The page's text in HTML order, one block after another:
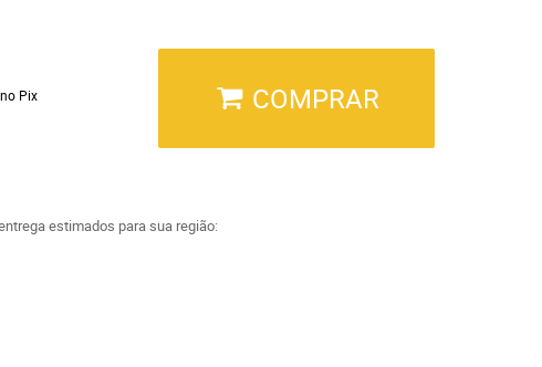
no Pix
COMPRAR
estimados para sua região: